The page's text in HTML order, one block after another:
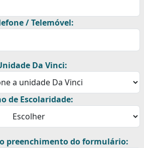
/ Telemóvel:
Da Vinci:
de Escolaridade:
preenchimento do formulário: